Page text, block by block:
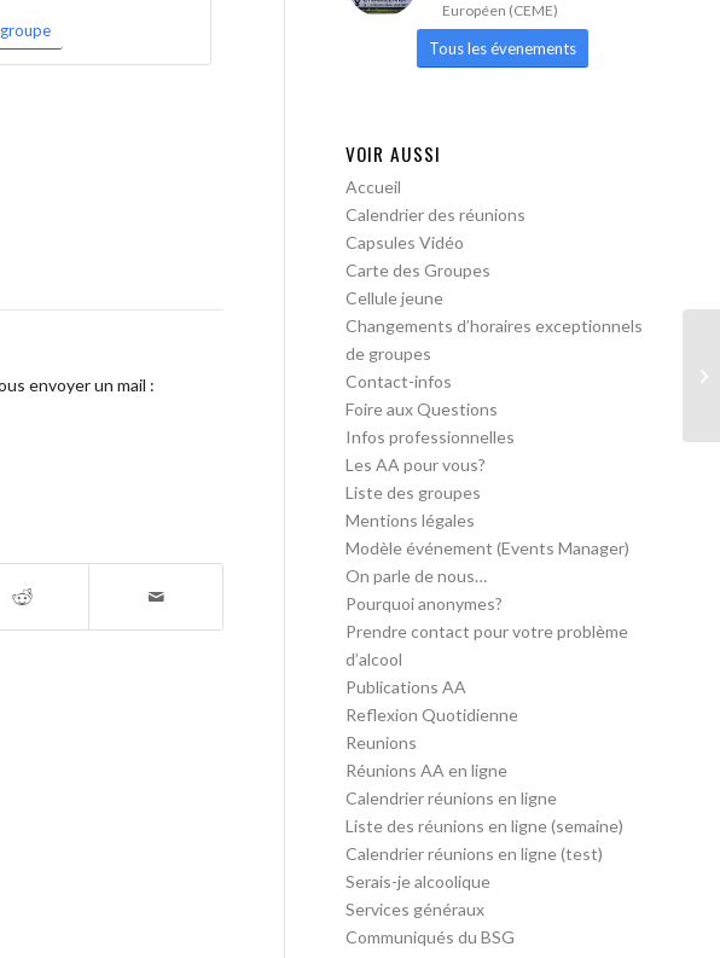
envoyer un mail :
Européen (CEME)
Tous les évenements
VOIR AUSSI
Accueil
Calendrier des réunions
Capsules Vidéo
Carte des Groupes
Cellule jeune
Changements d’horaires exceptionnels
de groupes
Contact-infos
Foire aux Questions
Infos professionnelles
Les AA pour vous?
Liste des groupes
Mentions légales
Modèle événement (Events Manager)
On parle de nous…
Pourquoi anonymes?
Prendre contact pour votre problème
d’alcool
Publications AA
Reflexion Quotidienne
Reunions
Réunions AA en ligne
Calendrier réunions en ligne
Liste des réunions en ligne (semaine)
Calendrier réunions en ligne (test)
Serais-je alcoolique
Services généraux
Communiqués du BSG
A